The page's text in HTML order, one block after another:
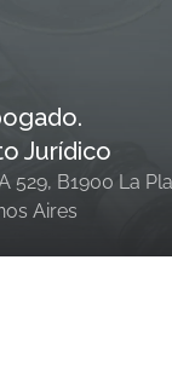
Jurídico
529, B1900 La
Aires